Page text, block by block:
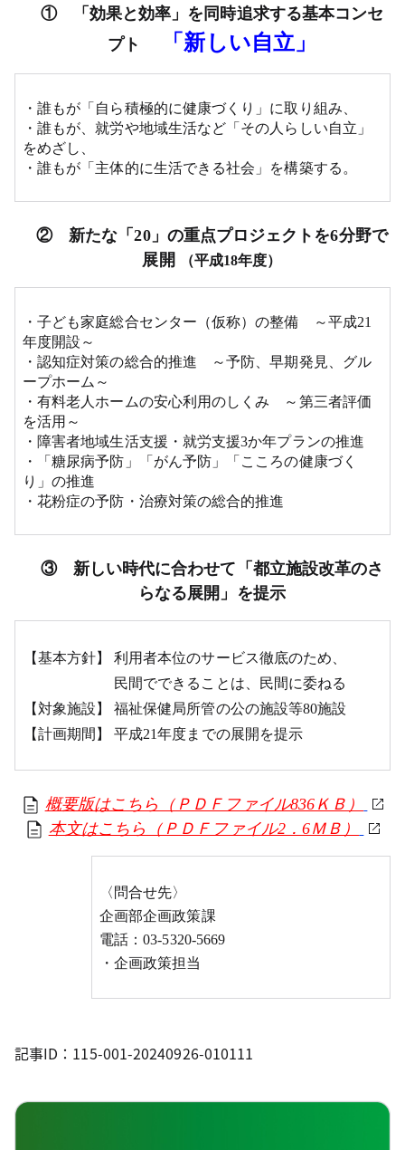
① 「効果と効率」を同時追求する基本コンセ
プト
「新しい自立」
・誰もが「自ら積極的に健康づくり」に取り組み、
・誰もが、就労や地域生活など「その人らしい自立」
をめざし、
・誰もが「主体的に生活できる社会」を構築する。
② 新たな「20」の重点プロジェクトを6分野で
展開
（平成18年度）
・子ども家庭総合センター（仮称）の整備 ～平成21
年度開設～
・認知症対策の総合的推進 ～予防、早期発見、グル
ープホーム～
・有料老人ホームの安心利用のしくみ ～第三者評価
を活用～
・障害者地域生活支援・就労支援3か年プランの推進
・「糖尿病予防」「がん予防」「こころの健康づく
り」の推進
・花粉症の予防・治療対策の総合的推進
③ 新しい時代に合わせて「都立施設改革のさ
らなる展開」を提示
【基本方針】
利用者本位のサービス徹底のため、
民間でできることは、民間に委ねる
【対象施設】
福祉保健局所管の公の施設等80施設
【計画期間】
平成21年度までの展開を提示
概要版はこちら（ＰＤＦファイル836ＫＢ）
本文はこちら（ＰＤＦファイル2．6ＭＢ）
〈問合せ先〉
企画部企画政策課
電話：03-5320-5669
・企画政策担当
記事ID：115-001-20240926-010111